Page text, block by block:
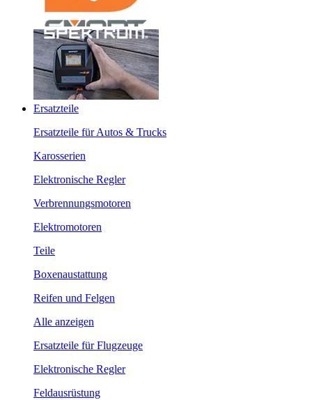
Ersatzteile
Ersatzteile für Autos & Trucks
Karosserien
Elektronische Regler
Verbrennungsmotoren
Elektromotoren
Teile
Boxenaustattung
Reifen und Felgen
Alle anzeigen
Ersatzteile für Flugzeuge
Elektronische Regler
Feldausrüstung